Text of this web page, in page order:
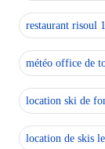
restaurant risoul
météo office de
location ski de
location de skis